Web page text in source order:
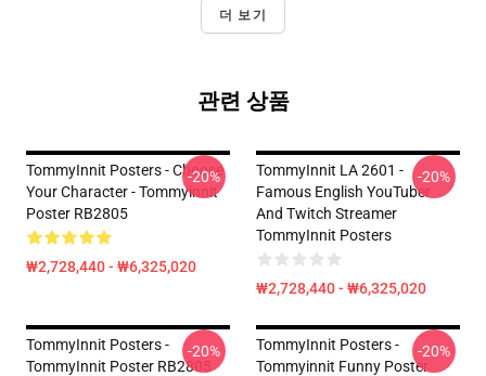
더 보기
관련 상품
TommyInnit Posters - Choose
Your Character - Tommyinnit
Poster RB2805
₩2,728,440 - ₩6,325,020
-20%
TommyInnit LA 2601 -
Famous English YouTuber
And Twitch Streamer
TommyInnit Posters
₩2,728,440 - ₩6,325,020
-20%
TommyInnit Posters -
TommyInnit Poster RB2805
-20%
TommyInnit Posters -
Tommyinnit Funny Poster
-20%